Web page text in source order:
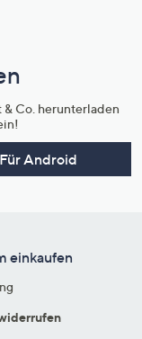
Co. herunterladen
Für Android
einkaufen